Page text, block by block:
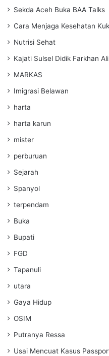
Sekda Aceh Buka BAA Talks
Cara Menjaga Kesehatan
Nutrisi Sehat
Kajati Sulsel Didik Farkhan
MARKAS
Imigrasi Belawan
harta
harta karun
mister
perburuan
Sejarah
Spanyol
terpendam
Buka
Bupati
FGD
Tapanuli
utara
Gaya Hidup
OSIM
Putranya Ressa
Usai Mencuat Kasus